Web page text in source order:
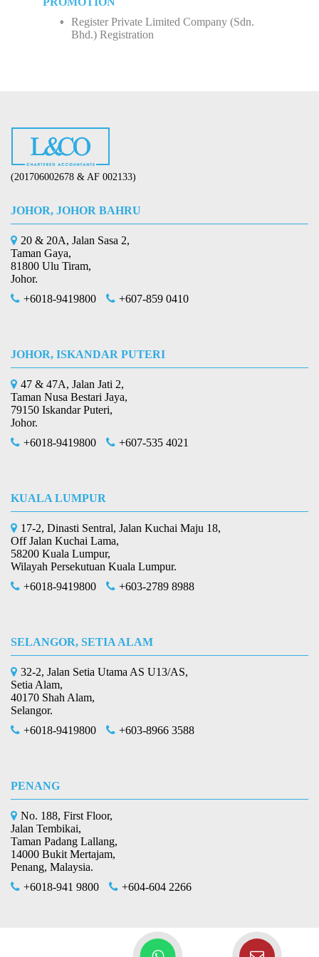
Register Private Limited Company (Sdn.
Bhd.) Registration
(201706002678 & AF 002133)
JOHOR, JOHOR BAHRU
20 & 20A, Jalan Sasa 2,
Taman Gaya,
81800 Ulu Tiram,
Johor.
+6018-9419800
+607-859 0410
JOHOR, ISKANDAR PUTERI
47 & 47A, Jalan Jati 2,
Taman Nusa Bestari Jaya,
79150 Iskandar Puteri,
Johor.
+6018-9419800
+607-535 4021
KUALA LUMPUR
17-2, Dinasti Sentral, Jalan Kuchai Maju 18,
Off Jalan Kuchai Lama,
58200 Kuala Lumpur,
Wilayah Persekutuan Kuala Lumpur.
+6018-9419800
+603-2789 8988
SELANGOR, SETIA ALAM
32-2, Jalan Setia Utama AS U13/AS,
Setia Alam,
40170 Shah Alam,
Selangor.
+6018-9419800
+603-8966 3588
PENANG
No. 188, First Floor,
Jalan Tembikai,
Taman Padang Lallang,
14000 Bukit Mertajam,
Penang, Malaysia.
+6018-941 9800
+604-604 2266